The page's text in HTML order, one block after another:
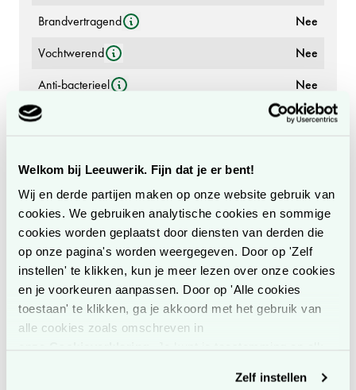
Welkom bij Leeuwerik. Fijn dat je er bent!
Wij en derde partijen maken op onze website gebruik van
cookies. We gebruiken analytische cookies en sommige
cookies worden geplaatst door diensten van derden die
op onze pagina's worden weergegeven. Door op 'Zelf
instellen' te klikken, kun je meer lezen over onze cookies
en je voorkeuren aanpassen. Door op 'Alle cookies
toestaan' te klikken, ga je akkoord met het gebruik van
alle cookies zoals omschreven in
Zelf instellen
Brandvertragend
Nee
Vochtwerend
Nee
Anti-bacterieel
Nee
Anti-vingerafdruk
Ja
Geschikt voor horizontale
toepassingen
Decorcode
0725
Decornaam
Grigio Efeso
Decorcollectie
Fenix NTM Bloom kleuren
en collectie
Uni